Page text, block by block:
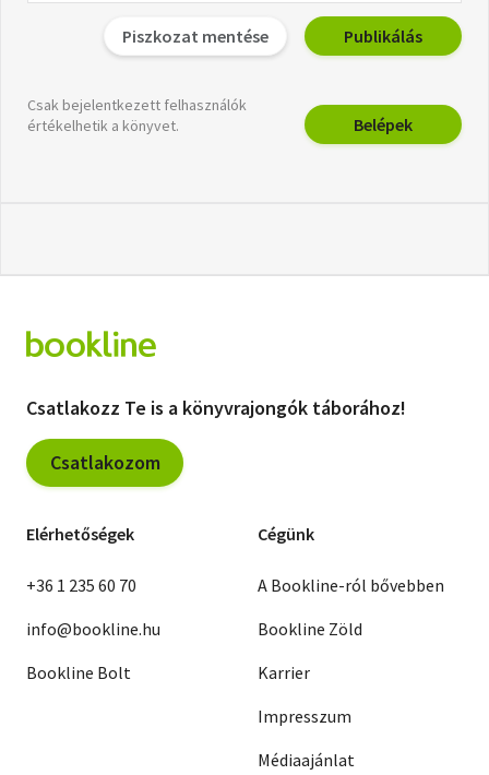
Piszkozat mentése Publikálás
Csak bejelentkezett felhasználók
értékelhetik a könyvet.
Belépek
Csatlakozz Te is a könyvrajongók táborához!
Csatlakozom
Elérhetőségek
+36 1 235 60 70
info@bookline.hu
Bookline Bolt
Cégünk
A Bookline-ról bővebben
Bookline Zöld
Karrier
Impresszum
Médiaajánlat